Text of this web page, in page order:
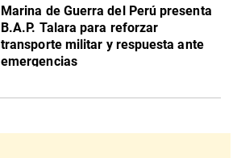
Marina de Guerra del Perú presenta
B.A.P. Talara para reforzar
transporte militar y respuesta ante
emergencias